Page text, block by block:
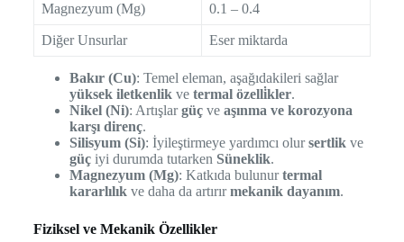
Magnezyum (Mg) 0.1 – 0.4
Diğer Unsurlar Eser miktarda
Bakır (Cu): Temel eleman, aşağıdakileri sağlar
yüksek iletkenlikve termal özelli̇kler.
Nikel (Ni): Artışlargüçve aşınma ve korozyona
karşı direnç.
Silisyum (Si): İyileştirmeye yardımcı olursertlikve
güçiyi durumda tutarken Süneklik.
Magnezyum (Mg): Katkıda bulunurtermal
kararlılıkve daha da artırırmekanik dayanım.
Fiziksel ve Mekanik Özellikler